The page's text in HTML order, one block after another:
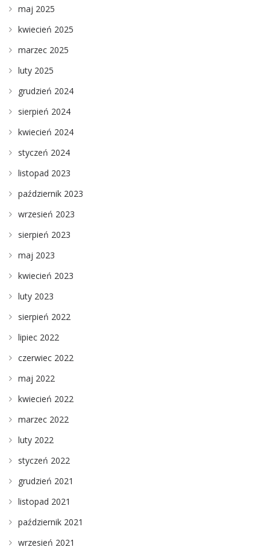
maj 2025
kwiecień 2025
marzec 2025
luty 2025
grudzień 2024
sierpień 2024
kwiecień 2024
styczeń 2024
listopad 2023
październik 2023
wrzesień 2023
sierpień 2023
maj 2023
kwiecień 2023
luty 2023
sierpień 2022
lipiec 2022
czerwiec 2022
maj 2022
kwiecień 2022
marzec 2022
luty 2022
styczeń 2022
grudzień 2021
listopad 2021
październik 2021
wrzesień 2021